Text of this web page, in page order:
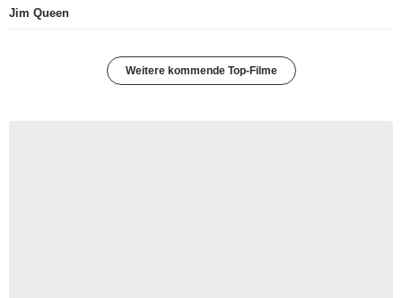
Jim Queen
Weitere kommende Top-Filme